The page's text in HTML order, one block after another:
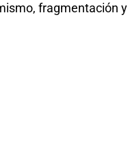
fragmentación